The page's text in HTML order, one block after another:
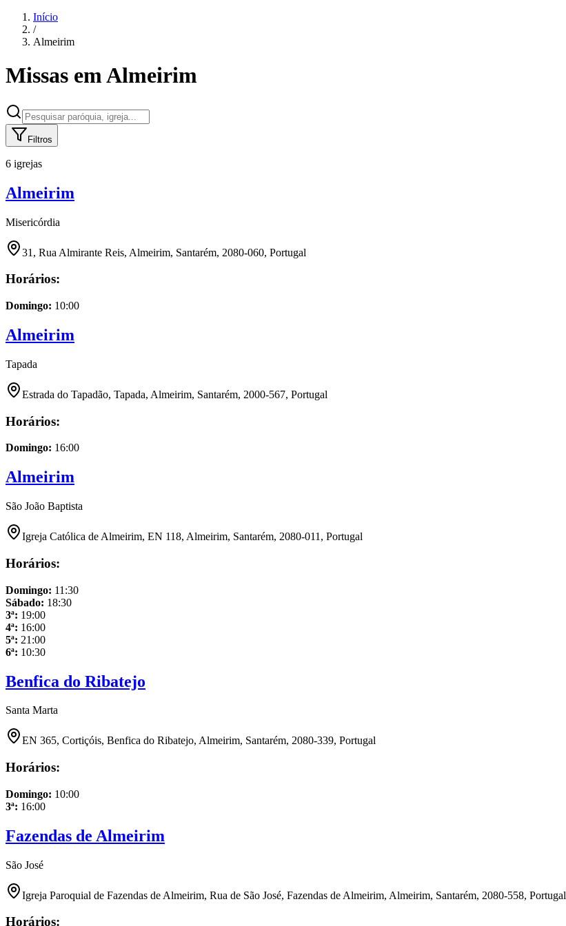
Início
/
Almeirim
Missas emAlmeirim
Filtros
6 igrejas
Almeirim
Misericórdia
31, Rua Almirante Reis, Almeirim, Santarém, 2080-060, Portugal
Horários:
Domingo: 10:00
Almeirim
Tapada
Estrada do Tapadão, Tapada, Almeirim, Santarém, 2000-567, Portugal
Horários:
Domingo: 16:00
Almeirim
São João Baptista
Igreja Católica de Almeirim, EN 118, Almeirim, Santarém, 2080-011, Portugal
Horários:
Domingo: 11:30
Sábado: 18:30
3ª: 19:00
4ª: 16:00
5ª: 21:00
6ª: 10:30
Benfica do Ribatejo
Santa Marta
EN 365, Cortiçóis, Benfica do Ribatejo, Almeirim, Santarém, 2080-339, Portugal
Horários:
Domingo: 10:00
3ª: 16:00
Fazendas de Almeirim
São José
Igreja Paroquial de Fazendas de Almeirim, Rua de São José, Fazendas de Almeirim, Almeirim, Santarém, 2080-558, Portugal
Horários: